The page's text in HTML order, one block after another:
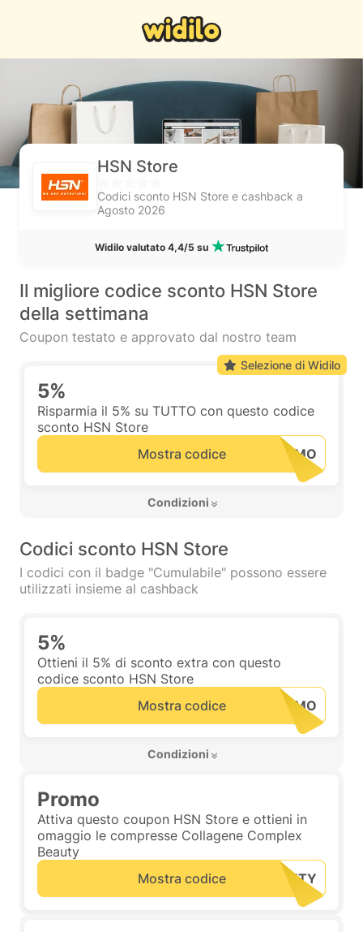
HSN Store
Codici sconto HSN Store e cashback a
Agosto 2026
Widilo valutato 4,4/5 su
Il migliore codice sconto HSN Store
della settimana
Coupon testato e approvato dal nostro team
5%
Risparmia il 5% su TUTTO con questo codice
sconto HSN Store
Mostra codice
Condizioni
Selezione di Widilo
Codici sconto HSN Store
I codici con il badge "Cumulabile" possono essere
utilizzati insieme al cashback
5%
Ottieni il 5% di sconto extra con questo
codice sconto HSN Store
Mostra codice
Condizioni
Promo
Attiva questo coupon HSN Store e ottieni in
omaggio le compresse Collagene Complex
Beauty
Mostra codice